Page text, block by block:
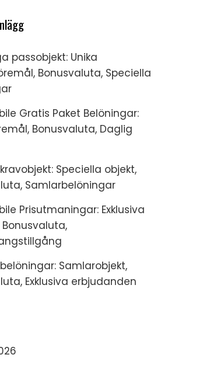
passobjekt: Unika
Bonusvaluta, Speciella
Gratis Paket Belöningar:
Bonusvaluta, Daglig
Speciella objekt,
Samlarbelöningar
Prisutmaningar: Exklusiva
Samlarobjekt,
Exklusiva erbjudanden